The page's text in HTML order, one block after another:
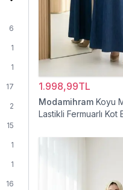
6
1
1
17
2
15
1
1
16
1.998,99TL
Modamihram Koyu
Lastikli Fermuarlı Kot